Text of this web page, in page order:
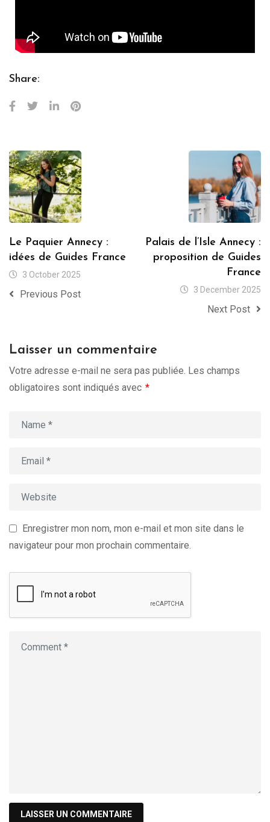
Share:
Le Paquier Annecy :
idées de Guides France
3 October 2025
Previous Post
Palais de l’Isle Annecy :
proposition de Guides
France
3 December 2025
Next Post
Laisser un commentaire
Votre adresse e-mail ne sera pas publiée. Les champs
obligatoires sont indiqués avec *
Enregistrer mon nom, mon e-mail et mon site dans le
navigateur pour mon prochain commentaire.